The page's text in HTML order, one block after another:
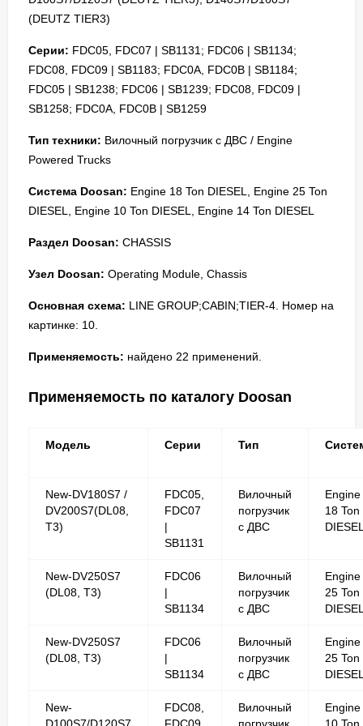
(DEUTZ TIER3)
Серии: FDC05, FDC07 | SB1131; FDC06 | SB1134;
FDC08, FDC09 | SB1183; FDC0A, FDC0B | SB1184;
FDC05 | SB1238; FDC06 | SB1239; FDC08, FDC09 |
SB1258; FDC0A, FDC0B | SB1259
Тип техники: Вилочный погрузчик с ДВС / Engine
Powered Trucks
Система Doosan: Engine 18 Ton DIESEL, Engine 25 Ton
DIESEL, Engine 10 Ton DIESEL, Engine 14 Ton DIESEL
Раздел Doosan: CHASSIS
Узел Doosan: Operating Module, Chassis
Основная схема: LINE GROUP;CABIN;TIER-4. Номер на
картинке: 10.
Применяемость: найдено 22 применений.
Применяемость по каталогу Doosan
Модель Серии Тип
New-DV180S7 /
DV200S7(DL08,
T3)
FDC05,
FDC07
|
SB1131
Вилочный
погрузчик
с ДВС
Engine
18 Ton
New-DV250S7
(DL08, T3)
FDC06
|
SB1134
Вилочный
погрузчик
с ДВС
Engine
25 Ton
New-DV250S7
(DL08, T3)
FDC06
|
SB1134
Вилочный
погрузчик
с ДВС
Engine
25 Ton
New-
D100S7/D120S7
FDC08,
FDC09
Вилочный
погрузчик
Engine
10 Ton